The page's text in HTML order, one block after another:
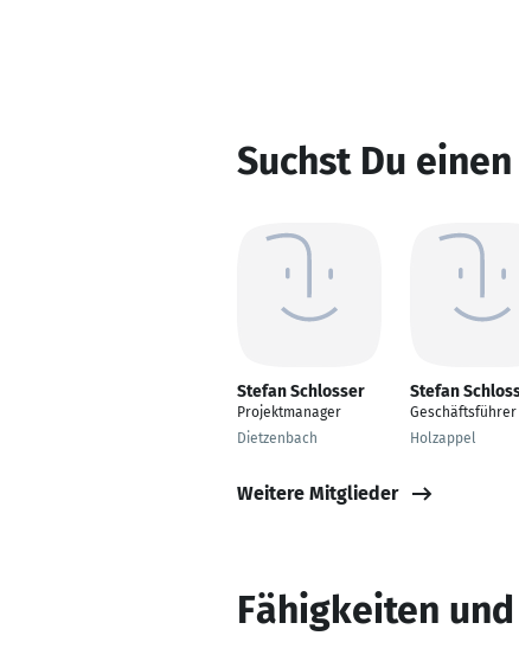
Suchst Du
Stefan Schlosser
Projektmanager
Dietzenbach
Stefan
Geschäftsführer
Holzappel
Weitere Mitglieder
Fähigkeiten